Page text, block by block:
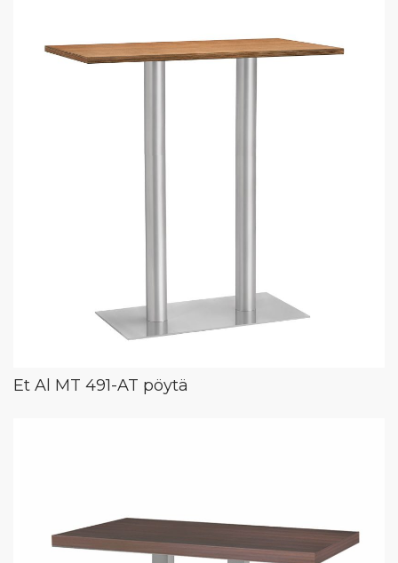
Et Al MT 491-AT pöytä